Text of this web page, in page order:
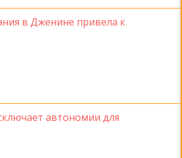
в Дженине привела к
автономии для